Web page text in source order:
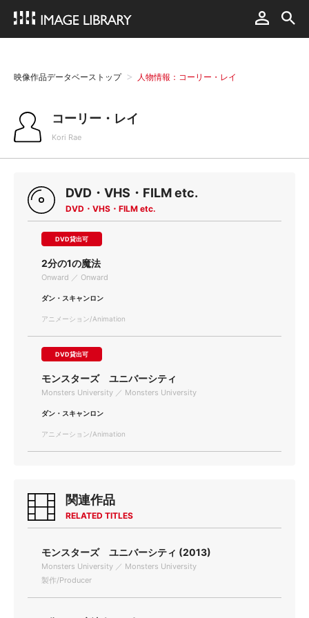
映像作品データベーストップ 人物情報：コーリー・レイ
コーリー・レイ
Kori Rae
DVD・VHS・FILM etc.
DVD・VHS・FILM etc.
DVD貸出可
2分の1の魔法
Onward ／ Onward
ダン・スキャンロン
アニメーション/Animation
DVD貸出可
モンスターズ ユニバーシティ
Monsters University ／ Monsters University
ダン・スキャンロン
アニメーション/Animation
関連作品
RELATED TITLES
モンスターズ ユニバーシティ (2013)
Monsters University ／ Monsters University
製作/Producer